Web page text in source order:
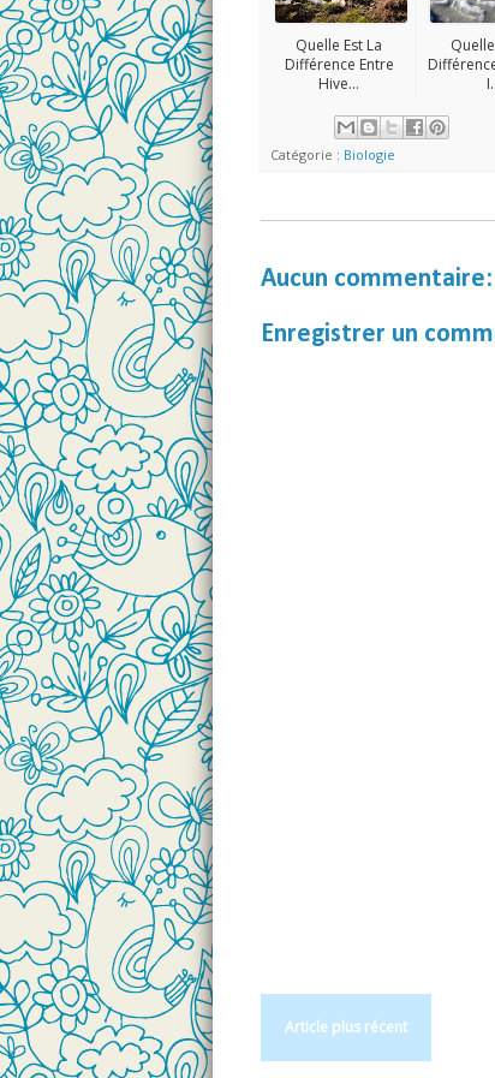
Quelle Est La
Différence Entre
Hive...
Catégorie : Biologie
Aucun commentaire:
Enregistrer un
Article plus récent